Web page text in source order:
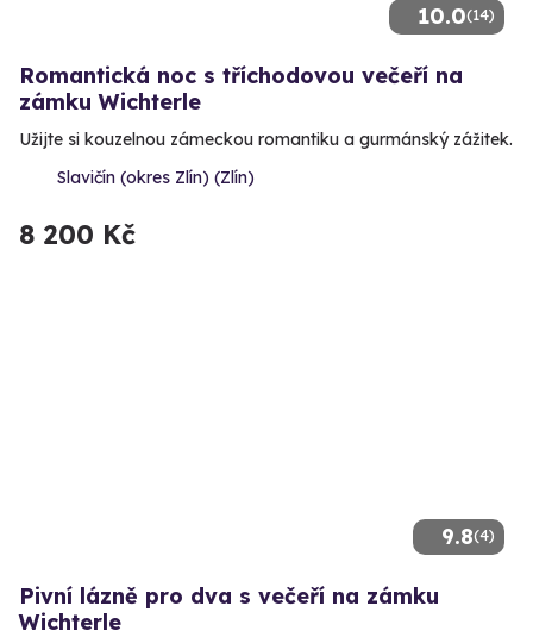
10.0(14)
Romantická noc s tříchodovou večeří na
zámku Wichterle
Užijte si kouzelnou zámeckou romantiku a gurmánský zážitek.
Slavičín (okres Zlín) (Zlín)
8 200 Kč
9.8(4)
Pivní lázně pro dva s večeří na zámku
Wichterle